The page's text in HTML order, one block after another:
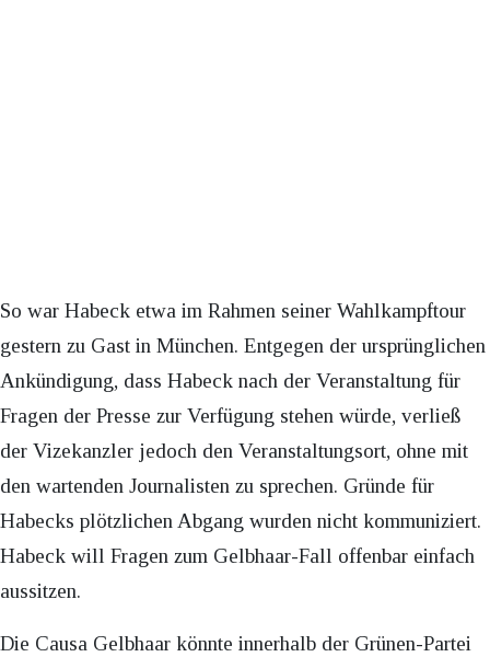
So war Habeck etwa im Rahmen seiner Wahlkampftour
gestern zu Gast in München. Entgegen der ursprünglichen
Ankündigung, dass Habeck nach der Veranstaltung für
Fragen der Presse zur Verfügung stehen würde, verließ
der Vizekanzler jedoch den Veranstaltungsort, ohne mit
den wartenden Journalisten zu sprechen. Gründe für
Habecks plötzlichen Abgang wurden nicht kommuniziert.
Habeck will Fragen zum Gelbhaar-Fall offenbar einfach
aussitzen.
Die Causa Gelbhaar könnte innerhalb der Grünen-Partei